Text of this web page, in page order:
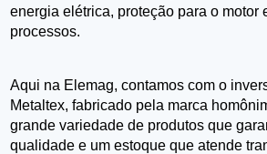
energia elétrica, proteção para o motor
processos.
Aqui na Elemag, contamos com o
Metaltex, fabricado pela marca
grande variedade de produtos que
qualidade e um estoque que atende